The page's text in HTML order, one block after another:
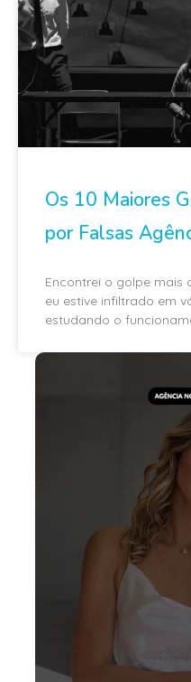
Os 10 Maiores
por Falsas
Encontrei o golpe mais
eu estive infiltrado em
estudando o